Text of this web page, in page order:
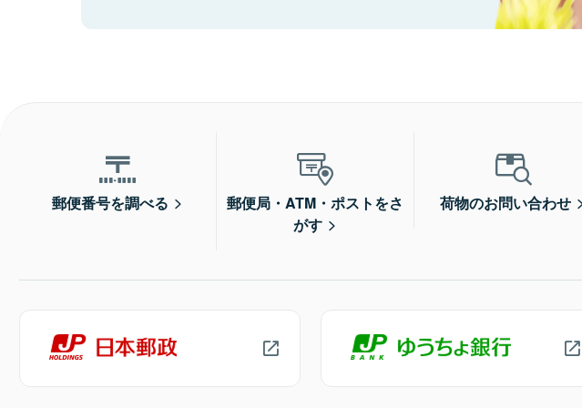
郵便番号を調べる
郵便局・ATM・ポストをさ
がす
荷物のお問い合わせ